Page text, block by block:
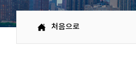
처음으로